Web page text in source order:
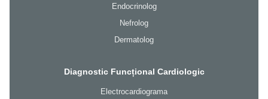
Endocrinolog
Nefrolog
Dermatolog
Diagnostic Funcțional Cardiologic
Electrocardiograma